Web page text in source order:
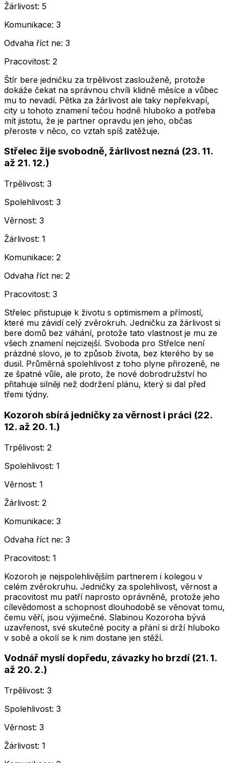
Žárlivost: 5
Komunikace: 3
Odvaha říct ne: 3
Pracovitost: 2
Štír bere jedničku za trpělivost zaslouženě, protože
dokáže čekat na správnou chvíli klidně měsíce a vůbec
mu to nevadí. Pětka za žárlivost ale taky nepřekvapí,
city u tohoto znamení tečou hodně hluboko a potřeba
mít jistotu, že je partner opravdu jen jeho, občas
přeroste v něco, co vztah spíš zatěžuje.
Střelec žije svobodně, žárlivost nezná (23. 11.
až 21. 12.)
Trpělivost: 3
Spolehlivost: 3
Věrnost: 3
Žárlivost: 1
Komunikace: 2
Odvaha říct ne: 2
Pracovitost: 3
Střelec přistupuje k životu s optimismem a přímostí,
které mu závidí celý zvěrokruh. Jedničku za žárlivost si
bere domů bez váhání, protože tato vlastnost je mu ze
všech znamení nejcizejší. Svoboda pro Střelce není
prázdné slovo, je to způsob života, bez kterého by se
dusil. Průměrná spolehlivost z toho plyne přirozeně, ne
ze špatné vůle, ale proto, že nové dobrodružství ho
přitahuje silněji než dodržení plánu, který si dal před
třemi týdny.
Kozoroh sbírá jedničky za věrnost i práci (22.
12. až 20. 1.)
Trpělivost: 2
Spolehlivost: 1
Věrnost: 1
Žárlivost: 2
Komunikace: 3
Odvaha říct ne: 3
Pracovitost: 1
Kozoroh je nejspolehlivějším partnerem i kolegou v
celém zvěrokruhu. Jedničky za spolehlivost, věrnost a
pracovitost mu patří naprosto oprávněně, protože jeho
cílevědomost a schopnost dlouhodobě se věnovat tomu,
čemu věří, jsou výjimečné. Slabinou Kozoroha bývá
uzavřenost, své skutečné pocity a přání si drží hluboko
v sobě a okolí se k nim dostane jen stěží.
Vodnář myslí dopředu, závazky ho brzdí (21. 1.
až 20. 2.)
Trpělivost: 3
Spolehlivost: 3
Věrnost: 3
Žárlivost: 1